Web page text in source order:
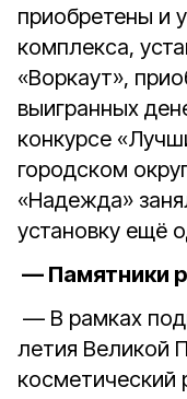
приобретены и
комплекса,
«Воркаут»,
выигранных
конкурсе
городском
«Надежда»
установку ещё
— Памятники
— В рамках
летия Великой
косметический